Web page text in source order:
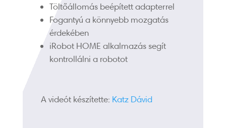
Töltőállomás beépített adapterrel
Fogantyú a könnyebb mozgatás
érdekében
iRobot HOME alkalmazás segít
kontrollálni a robotot
A videót készítette: Katz Dávid